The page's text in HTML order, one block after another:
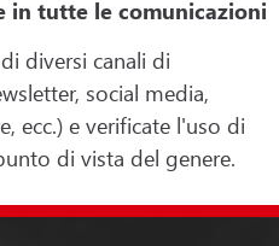
in tutte le comunicazioni
diversi canali di
social media,
ecc.) e verificate l'uso di
di vista del genere.